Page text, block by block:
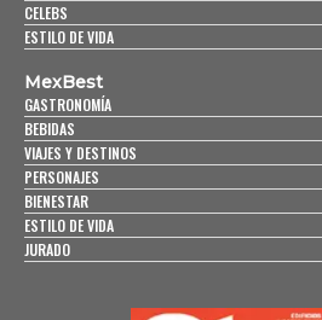
CELEBS
ESTILO DE VIDA
MexBest
GASTRONOMÍA
BEBIDAS
VIAJES Y DESTINOS
PERSONAJES
BIENESTAR
ESTILO DE VIDA
JURADO